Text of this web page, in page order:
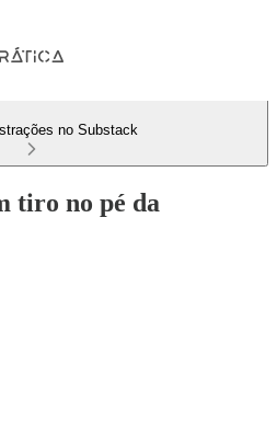
no Substack
tiro no pé da